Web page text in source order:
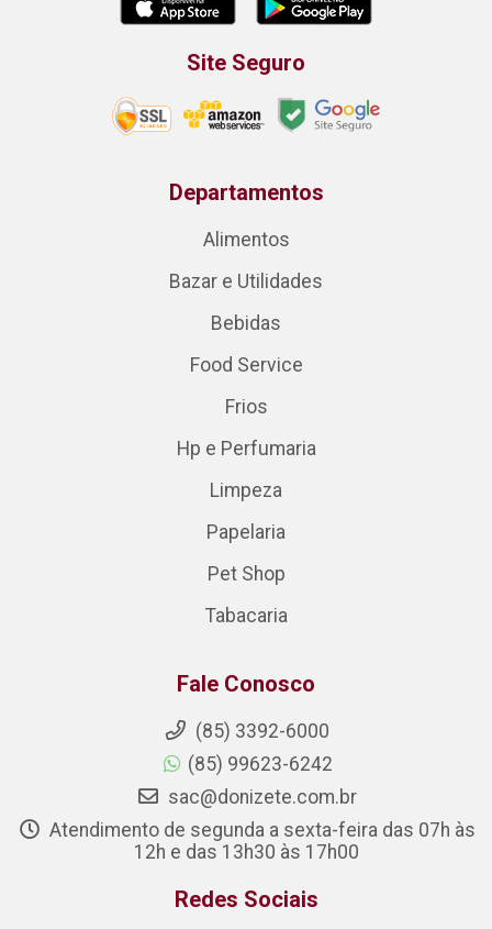
Site Seguro
Departamentos
Alimentos
Bazar e Utilidades
Bebidas
Food Service
Frios
Hp e Perfumaria
Limpeza
Papelaria
Pet Shop
Tabacaria
Fale Conosco
(85) 3392-6000
(85) 99623-6242
sac@donizete.com.br
Atendimento de segunda a sexta-feira das 07h às
12h e das 13h30 às 17h00
Redes Sociais